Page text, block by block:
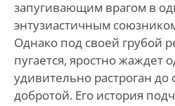
запугивающим врагом в
энтузиастичным
Однако под своей грубой
пугается, яростно жаждет
удивительно растроган
добротой. Его история